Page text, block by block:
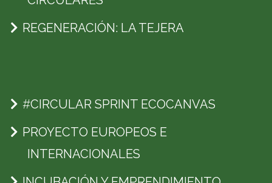
REGENERACIÓN: LA TEJERA
#CIRCULAR SPRINT ECOCANVAS
PROYECTO EUROPEOS E
INTERNACIONALES